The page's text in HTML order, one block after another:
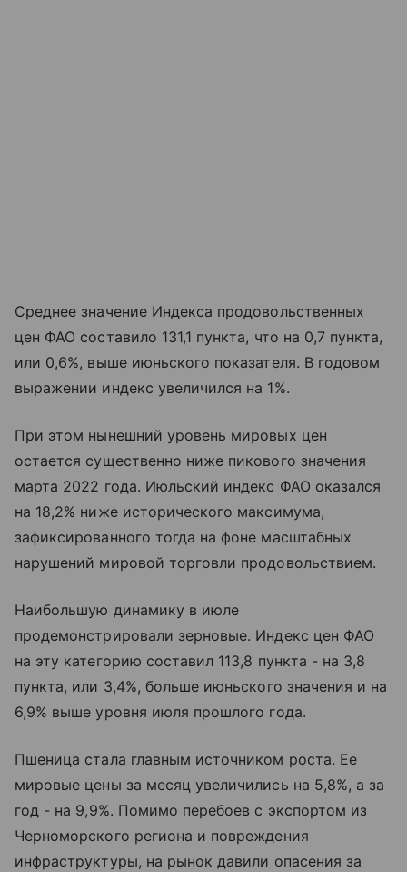
Среднее значение Индекса продовольственных
цен ФАО составило 131,1 пункта, что на 0,7 пункта,
или 0,6%, выше июньского показателя. В годовом
выражении индекс увеличился на 1%.
При этом нынешний уровень мировых цен
остается существенно ниже пикового значения
марта 2022 года. Июльский индекс ФАО оказался
на 18,2% ниже исторического максимума,
зафиксированного тогда на фоне масштабных
нарушений мировой торговли продовольствием.
Наибольшую динамику в июле
продемонстрировали зерновые. Индекс цен ФАО
на эту категорию составил 113,8 пункта - на 3,8
пункта, или 3,4%, больше июньского значения и на
6,9% выше уровня июля прошлого года.
Пшеница стала главным источником роста. Ее
мировые цены за месяц увеличились на 5,8%, а за
год - на 9,9%. Помимо перебоев с экспортом из
Черноморского региона и повреждения
инфраструктуры, на рынок давили опасения за